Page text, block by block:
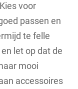
voor
passen en
te felle
let op dat de
mooi
accessoires